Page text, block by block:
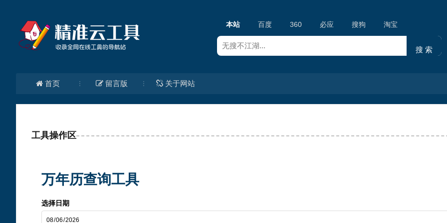
本站 百度 360 必应 搜狗 淘宝
首页 留言版 关于网站
工具操作区
万年历查询工具
选择日期